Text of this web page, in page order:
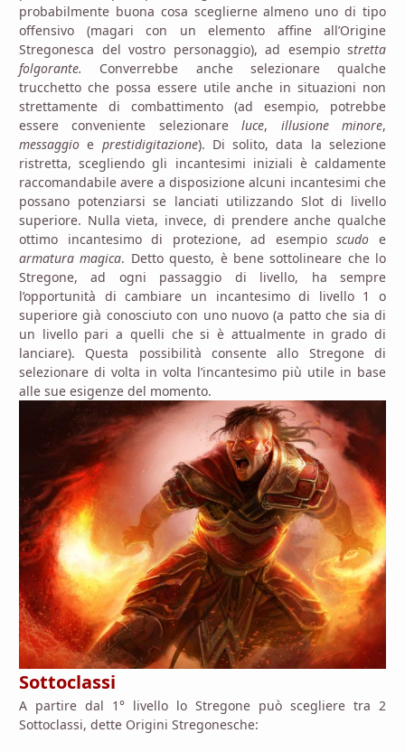
probabilmente buona cosa sceglierne almeno uno di tipo
offensivo (magari con un elemento affine all’Origine
Stregonesca del vostro personaggio), ad esempio stretta
folgorante.
Converrebbe anche selezionare qualche
trucchetto che possa essere utile anche in situazioni non
strettamente di combattimento (ad esempio, potrebbe
essere conveniente selezionareluce, illusione minore,
messaggio e prestidigitazione). Di solito, data la selezione
ristretta, scegliendo gli incantesimi iniziali è caldamente
raccomandabile avere a disposizione alcuni incantesimi che
possano potenziarsi se lanciati utilizzando Slot di livello
superiore. Nulla vieta, invece, di prendere anche qualche
ottimo incantesimo di protezione, ad esempioscudo e
armatura magica. Detto questo, è bene sottolineare che lo
Stregone, ad ogni passaggio di livello, ha sempre
l’opportunità di cambiare un incantesimo di livello 1 o
superiore già conosciuto con uno nuovo (a patto che sia di
un livello pari a quelli che si è attualmente in grado di
lanciare). Questa possibilità consente allo Stregone di
selezionare di volta in volta l’incantesimo più utile in base
alle sue esigenze del momento.
Sottoclassi
A partire dal 1° livello lo Stregone può scegliere tra 2
Sottoclassi, dette Origini Stregonesche: